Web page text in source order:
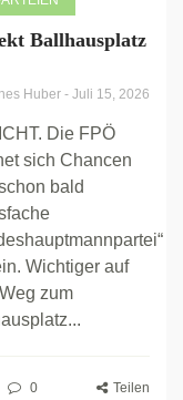
Ballhausplatz
Huber - Juli 15, 2026
Die FPÖ
sich Chancen
bald
Wichtiger auf
zum
0 Teilen